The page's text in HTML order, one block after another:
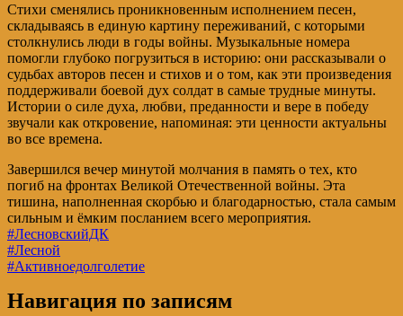
Стихи сменялись проникновенным исполнением песен,
складываясь в единую картину переживаний, с которыми
столкнулись люди в годы войны. Музыкальные номера
помогли глубоко погрузиться в историю: они рассказывали о
судьбах авторов песен и стихов и о том, как эти произведения
поддерживали боевой дух солдат в самые трудные минуты.
Истории о силе духа, любви, преданности и вере в победу
звучали как откровение, напоминая: эти ценности актуальны
во все времена.
Завершился вечер минутой молчания в память о тех, кто
погиб на фронтах Великой Отечественной войны. Эта
тишина, наполненная скорбью и благодарностью, стала самым
сильным и ёмким посланием всего мероприятия.
#ЛесновскийДК
#Лесной
#Активноедолголетие
Навигация по записям